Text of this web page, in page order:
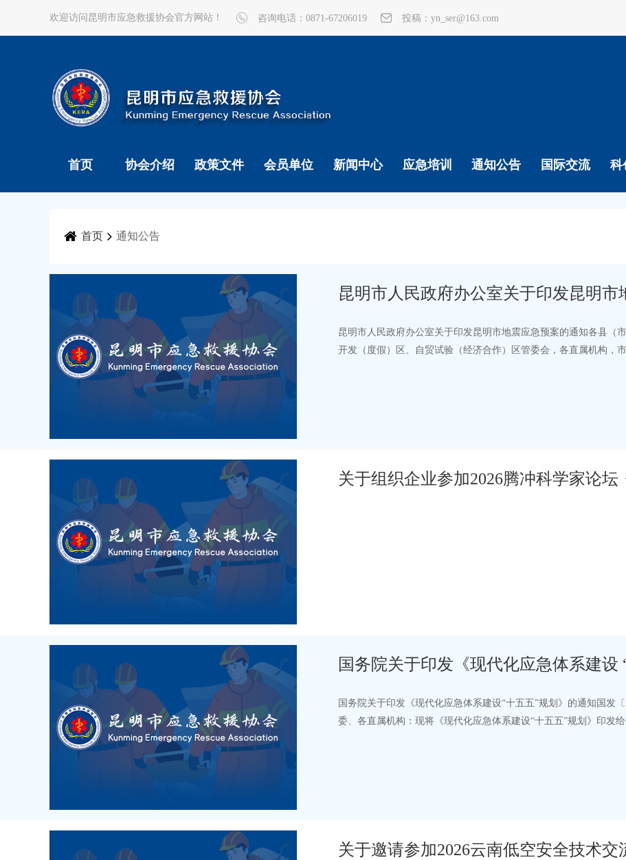
欢迎访问昆明市应急救援协会官方网站！ 咨询电话：0871-67206019 投稿：yn_ser@163.com
首页 协会介绍 政策文件 会员单位 新闻中心 应急培训 通知公告 国际交流 科
首页 通知公告
昆明市人民政府办公室关于印发昆明市
昆明市人民政府办公室关于印发昆明市地震应急预案的通知各县（
开发（度假）区、自贸试验（经济合作）区管委会，各直属机构，
关于组织企业参加2026腾冲科学家论
国务院关于印发《现代化应急体系建设“十五五”规划》的通知国发
委、各直属机构：现将《现代化应急体系建设“十五五”规划
关于邀请参加2026云南低空安全技术交